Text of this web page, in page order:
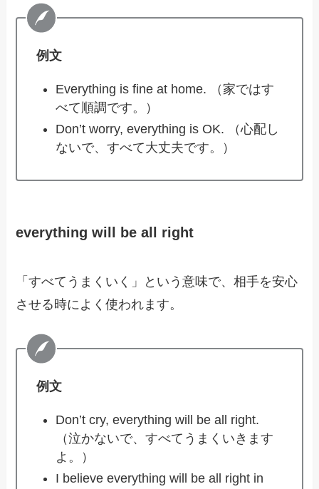
例文
Everything is fine at home. （家ではす
べて順調です。）
Don’t worry, everything is OK. （心配し
ないで、すべて大丈夫です。）
everything will be all right
「すべてうまくいく」という意味で、相手を安心
させる時によく使われます。
例文
Don’t cry, everything will be all right.
（泣かないで、すべてうまくいきます
よ。）
I believe everything will be all right in